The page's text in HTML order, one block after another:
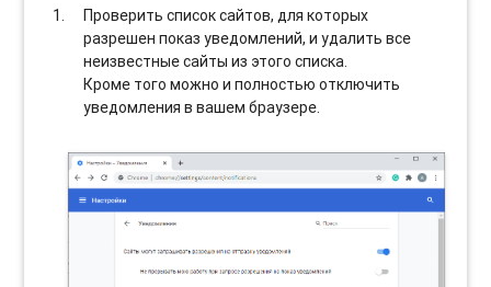
Проверить список сайтов, для которых
разрешен показ уведомлений, и удалить все
неизвестные сайты из этого списка.
Кроме того можно и полностью отключить
уведомления в вашем браузере.